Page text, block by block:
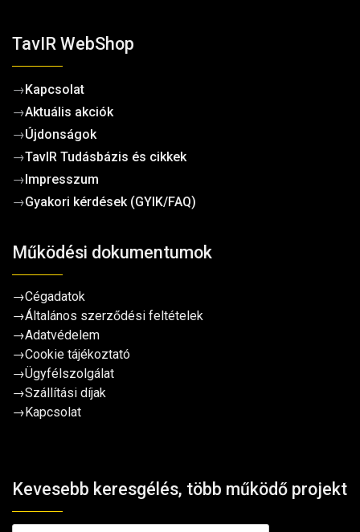
TavIR WebShop
→Kapcsolat
→Aktuális akciók
→Újdonságok
→TavIR Tudásbázis és cikkek
→ Impresszum
→Gyakori kérdések (GYIK/FAQ)
Működési dokumentumok
→Cégadatok
→Általános szerződési feltételek
→Adatvédelem
→Cookie tájékoztató
→Ügyfélszolgálat
→Szállítási díjak
→ Kapcsolat
Kevesebb keresgélés, több működő projekt